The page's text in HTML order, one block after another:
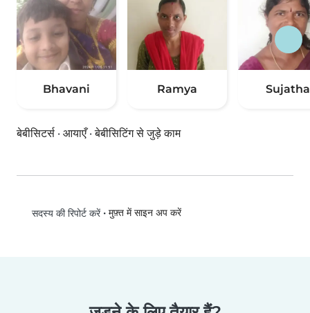
Bhavani Ramya Sujatha
बेबीसिटर्स · आयाएँ ·बेबीसिटिंग से जुड़े काम
सदस्य की रिपोर्ट करें• मुफ़्त में साइन अप करें